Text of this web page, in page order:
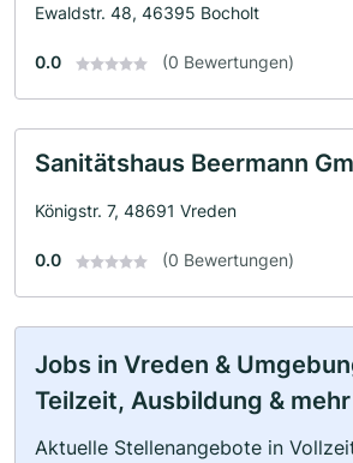
Ewaldstr. 48, 46395 Bocholt
0.0 (0 Bewertungen)
Sanitätshaus Beermann
Königstr. 7, 48691 Vreden
0.0 (0 Bewertungen)
Jobs in Vreden &
Teilzeit, Ausbildung & mehr
Aktuelle Stellenangebote in